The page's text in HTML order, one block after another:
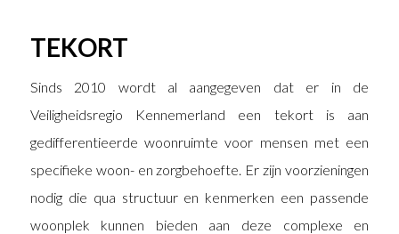
TEKORT
Sinds 2010 wordt al aangegeven dat er in de
Veiligheidsregio Kennemerland een tekort is aan
gedifferentieerde woonruimte voor mensen met een
specifieke woon- en zorgbehoefte. Er zijn voorzieningen
nodig die qua structuur en kenmerken een passende
woonplek kunnen bieden aan deze complexe en